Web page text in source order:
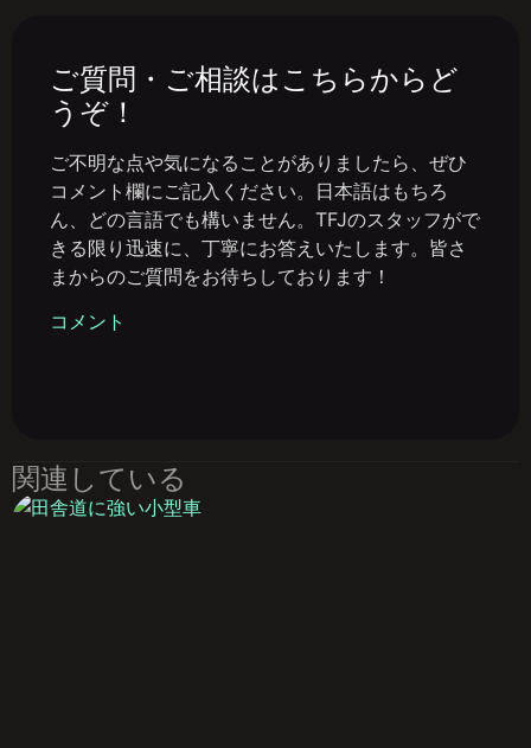
ご質問・ご相談はこちらからど
うぞ！
ご不明な点や気になることがありましたら、ぜひ
コメント欄にご記入ください。日本語はもちろ
ん、どの言語でも構いません。TFJのスタッフがで
きる限り迅速に、丁寧にお答えいたします。皆さ
まからのご質問をお待ちしております！
コメント
関連している